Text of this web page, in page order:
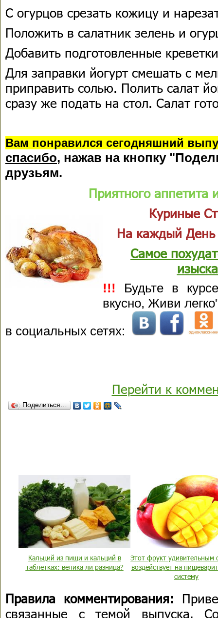
С огурцов срезать кожицу и
Положить в салатник зелень и
Добавить подготовленные
Для заправки йогурт смешать с
приправить солью. Полить салат
сразу же подать на стол. Салат
Вам понравился сегодняшний
спасибо, нажав на кнопку
друзьям.
Приятного аппетита
Куриные
На каждый
Самое
!!! Будьте в
вкусно, Живи
в социальных сетях:
Перейти к
Поделиться…
Кальций из пищи и кальций в
таблетках: велика ли разница?
Этот фрукт удивительным
воздействует на
систему
Правила комментирования:
связанные с темой выпуска.